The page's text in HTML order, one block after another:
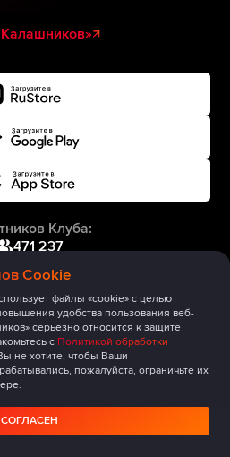
Cookie
файлы «cookie» с целью
удобства пользования веб-
серьезно относится к защите
с Политикой обработки
не хотите, чтобы Ваши
пожалуйста, ограничьте их
СОГЛАСЕН
Клуба:
471 237